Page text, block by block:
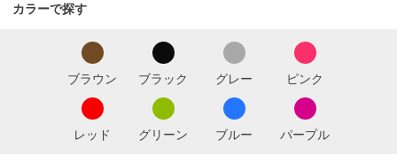
カラーで探す
ブラウン ブラック グレー ピンク
レッド グリーン ブルー パープル